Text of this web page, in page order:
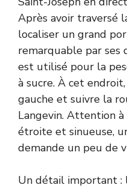
Après avoir traversé
localiser un grand
remarquable par ses
est utilisé pour la
à sucre. À cet
gauche et suivre la
Langevin. Attention
étroite et sinueuse,
demande un peu de
Un détail important